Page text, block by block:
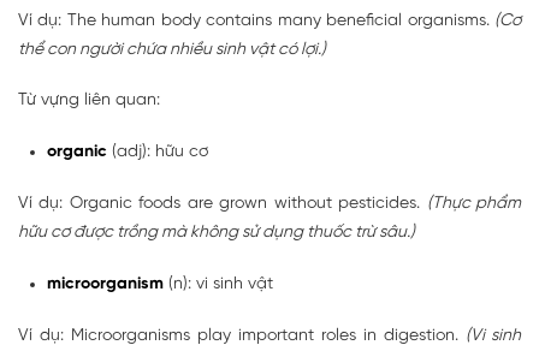
Ví dụ: The human body contains many beneficial organisms. (Cơ
thể con người chứa nhiều sinh vật có lợi.)
Từ vựng liên quan:
organic (adj): hữu cơ
Ví dụ: Organic foods are grown without pesticides. (Thực phẩm
hữu cơ được trồng mà không sử dụng thuốc trừ sâu.)
microorganism (n): vi sinh vật
Ví dụ: Microorganisms play important roles in digestion. (Vi sinh